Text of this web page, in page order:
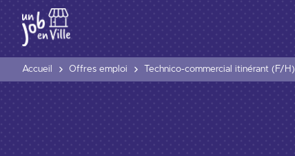
Accueil Offres emploi Technico-commercial itinérant (F/H)